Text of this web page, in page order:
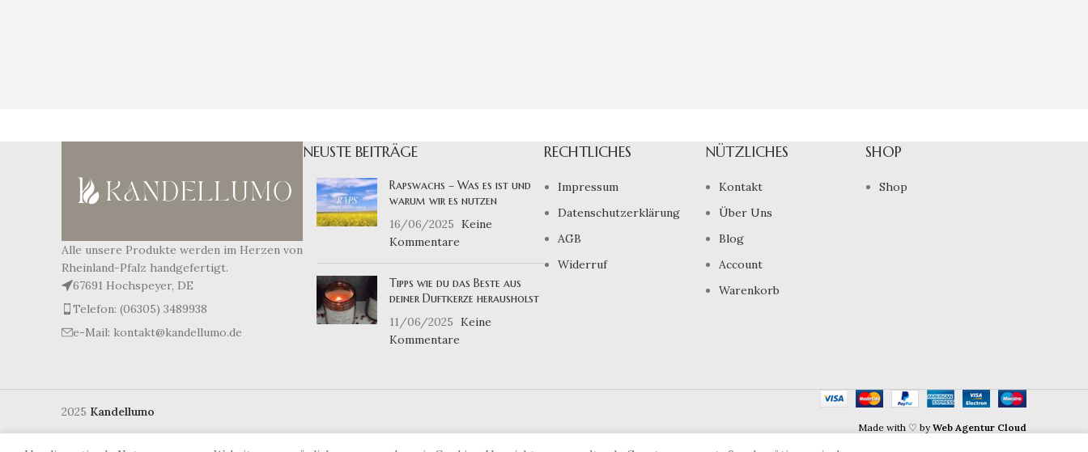
Alle unsere Produkte werden im Herzen von
Rheinland-Pfalz handgefertigt.
67691 Hochspeyer, DE
Telefon: (06305) 3489938
e-Mail: kontakt@kandellumo.de
NEUSTE BEITRÄGE
Rapswachs – Was es ist und
warum wir es nutzen
16/06/2025 Keine
Kommentare
Tipps wie du das Beste aus
deiner Duftkerze herausholst
11/06/2025 Keine
Kommentare
RECHTLICHES
Impressum
Datenschutzerklärung
AGB
Widerruf
NÜTZLICHES
Kontakt
Über Uns
Blog
Account
Warenkorb
SHOP
Shop
2025 Kandellumo
Made with ♡ byWeb Agentur Cloud